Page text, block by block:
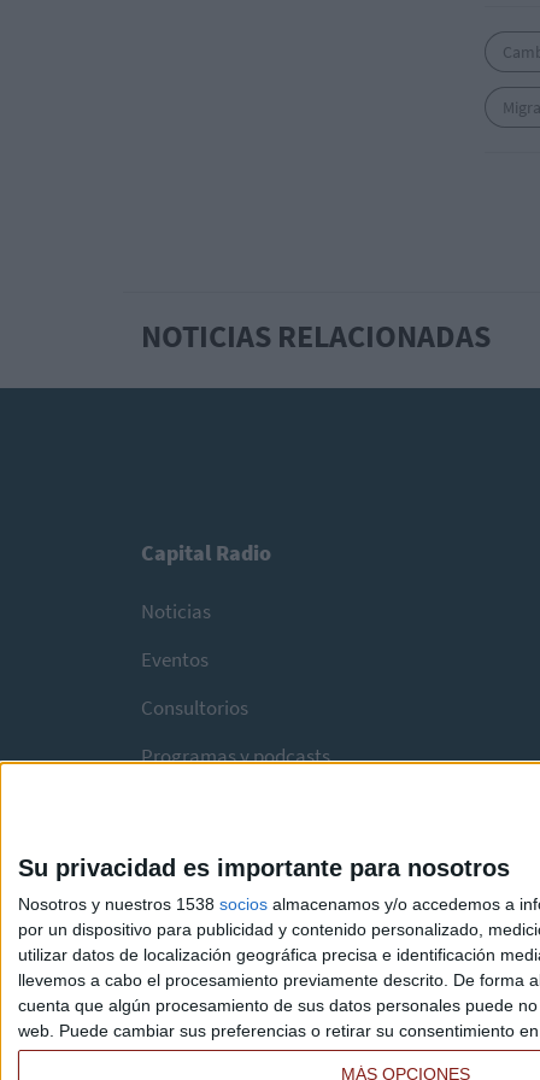
Su privacidad es importante para nosotros
Nosotros y nuestros 1538 socios almacenamos y/o accedemos a
por un dispositivo para publicidad y contenido personalizado,
utilizar datos de localización geográfica precisa e identificación
llevemos a cabo el procesamiento previamente descrito. De forma
cuenta que algún procesamiento de sus datos personales puede
web. Puede cambiar sus preferencias o retirar su consentimiento
MÁS OPCIONES
NOTICIAS RELACIONADAS
Capital Radio
Noticias
Eventos
Consultorios
Programas y podcasts